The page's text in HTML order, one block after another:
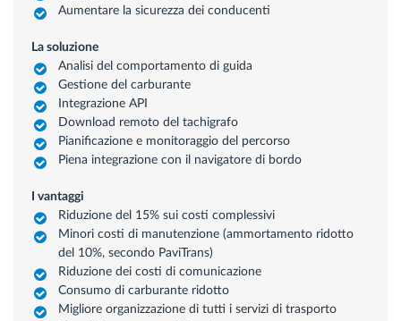
Aumentare la sicurezza dei conducenti
La soluzione
Analisi del comportamento di guida
Gestione del carburante
Integrazione API
Download remoto del tachigrafo
Pianificazione e monitoraggio del percorso
Piena integrazione con il navigatore di bordo
I vantaggi
Riduzione del 15% sui costi complessivi
Minori costi di manutenzione (ammortamento ridotto
del 10%, secondo PaviTrans)
Riduzione dei costi di comunicazione
Consumo di carburante ridotto
Migliore organizzazione di tutti i servizi di trasporto